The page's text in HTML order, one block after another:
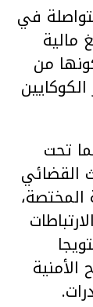
في
مالية
من
تحت
القضائي
المختصة،